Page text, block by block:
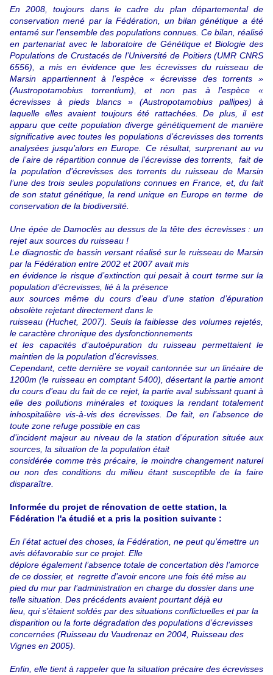
En 2008, toujours dans le cadre du plan départemental de
conservation mené par la Fédération, un bilan génétique a été
entamé sur l’ensemble des populations connues. Ce bilan, réalisé
en partenariat avec le laboratoire de Génétique et Biologie des
Populations de Crustacés de l’Université de Poitiers (UMR CNRS
6556), a mis en évidence que les écrevisses du ruisseau de
Marsin appartiennent à l’espèce « écrevisse des torrents »
(Austropotamobius torrentium), et non pas à l’espèce «
écrevisses à pieds blancs » (Austropotamobius pallipes) à
laquelle elles avaient toujours été rattachées. De plus, il est
apparu que cette population diverge génétiquement de manière
significative avec toutes les populations d’écrevisses des torrents
analysées jusqu’alors en Europe. Ce résultat, surprenant au vu
de l’aire de répartition connue de l’écrevisse des torrents, fait de
la population d’écrevisses des torrents du ruisseau de Marsin
l’une des trois seules populations connues en France, et, du fait
de son statut génétique, la rend unique en Europe en terme de
conservation de la biodiversité.
Une épée de Damoclès au dessus de la tête des écrevisses : un
rejet aux sources du ruisseau !
Le diagnostic de bassin versant réalisé sur le ruisseau de Marsin
par la Fédération entre 2002 et 2007 avait mis
en évidence le risque d’extinction qui pesait à court terme sur la
population d’écrevisses, lié à la présence
aux sources même du cours d’eau d’une station d’épuration
obsolète rejetant directement dans le
ruisseau (Huchet, 2007). Seuls la faiblesse des volumes rejetés,
le caractère chronique des dysfonctionnements
et les capacités d’autoépuration du ruisseau permettaient le
maintien de la population d’écrevisses.
Cependant, cette dernière se voyait cantonnée sur un linéaire de
1200m (le ruisseau en comptant 5400), désertant la partie amont
du cours d’eau du fait de ce rejet, la partie aval subissant quant à
elle des pollutions minérales et toxiques la rendant totalement
inhospitalière vis-à-vis des écrevisses. De fait, en l’absence de
toute zone refuge possible en cas
d’incident majeur au niveau de la station d’épuration située aux
sources, la situation de la population était
considérée comme très précaire, le moindre changement naturel
ou non des conditions du milieu étant susceptible de la faire
disparaître.
Informée du projet de rénovation de cette station, la
Fédération l'a étudié et a pris la position suivante :
En l’état actuel des choses, la Fédération, ne peut qu’émettre un
avis défavorable sur ce projet. Elle
déplore également l’absence totale de concertation dès l’amorce
de ce dossier, et regrette d’avoir encore une fois été mise au
pied du mur par l’administration en charge du dossier dans une
telle situation. Des précédents avaient pourtant déjà eu
lieu, qui s’étaient soldés par des situations conflictuelles et par la
disparition ou la forte dégradation des populations d’écrevisses
concernées (Ruisseau du Vaudrenaz en 2004, Ruisseau des
Vignes en 2005).
Enfin, elle tient à rappeler que la situation précaire des écrevisses